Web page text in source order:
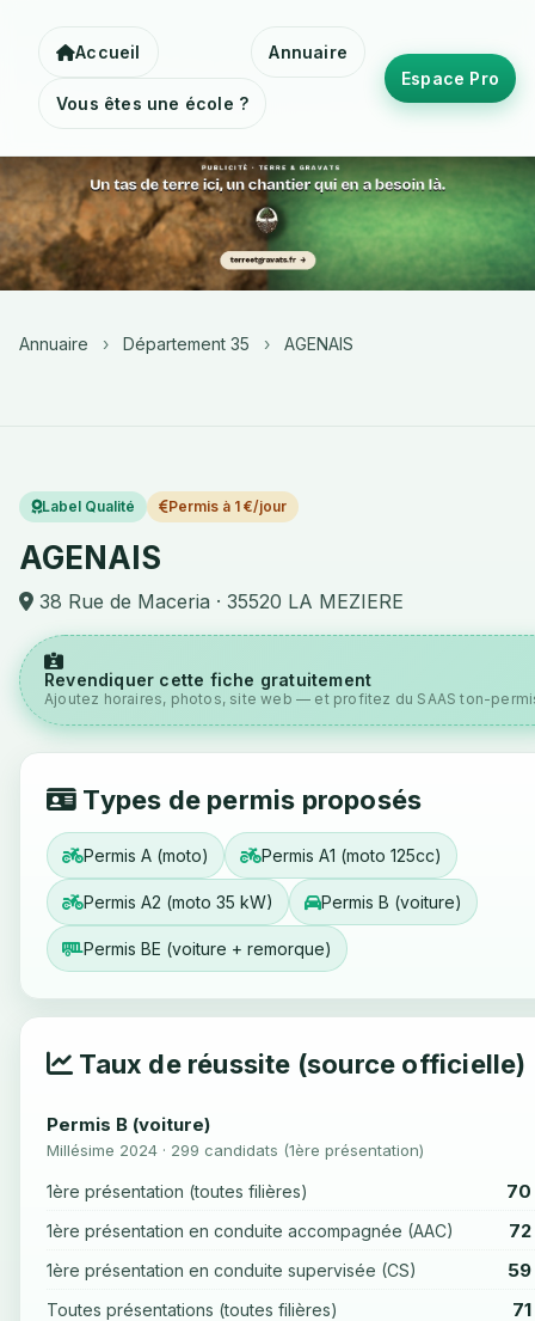
Accueil Annuaire
Vous êtes une école ?
Espace Pro
Annuaire › Département 35 › AGENAIS
Label Qualité Permis à 1 €/jour
AGENAIS
38 Rue de Maceria · 35520 LA MEZIERE
Revendiquer cette fiche gratuitement
Ajoutez horaires, photos, site web — et profitez du SAAS ton-
Types de permis proposés
Permis A (moto) Permis A1 (moto 125cc)
Permis A2 (moto 35 kW) Permis B (voiture)
Permis BE (voiture + remorque)
Taux de réussite (source officielle)
Permis B (voiture)
Millésime 2024 · 299 candidats (1ère présentation)
1ère présentation (toutes filières) 70
1ère présentation en conduite accompagnée (AAC)
1ère présentation en conduite supervisée (CS) 59
Toutes présentations (toutes filières)